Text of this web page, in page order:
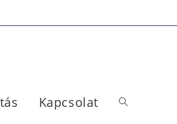
Kapcsolat